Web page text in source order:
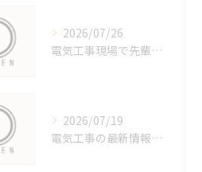
2026/07/26
電気工事現場で先輩と築く信頼関係と一人前になる道のり
2026/07/19
電気工事の最新情報を鹿児島県指宿市で知りたい人のための安全と信頼性重視ガイド